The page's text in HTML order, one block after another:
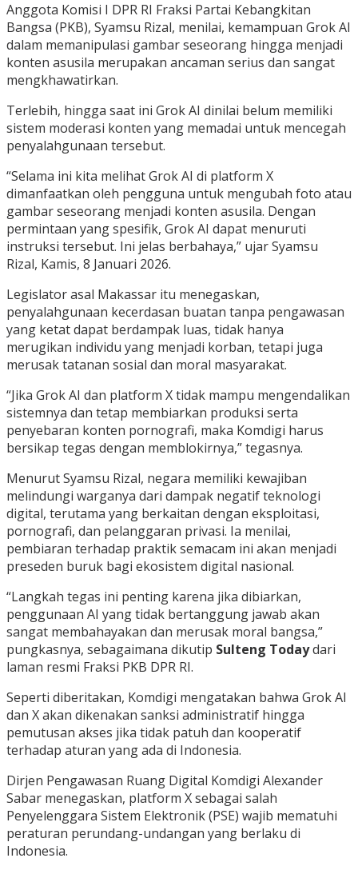
Anggota Komisi I DPR RI Fraksi Partai Kebangkitan
Bangsa (PKB), Syamsu Rizal, menilai, kemampuan Grok AI
dalam memanipulasi gambar seseorang hingga menjadi
konten asusila merupakan ancaman serius dan sangat
mengkhawatirkan.
Terlebih, hingga saat ini Grok AI dinilai belum memiliki
sistem moderasi konten yang memadai untuk mencegah
penyalahgunaan tersebut.
“Selama ini kita melihat Grok AI di platform X
dimanfaatkan oleh pengguna untuk mengubah foto atau
gambar seseorang menjadi konten asusila. Dengan
permintaan yang spesifik, Grok AI dapat menuruti
instruksi tersebut. Ini jelas berbahaya,” ujar Syamsu
Rizal, Kamis, 8 Januari 2026.
Legislator asal Makassar itu menegaskan,
penyalahgunaan kecerdasan buatan tanpa pengawasan
yang ketat dapat berdampak luas, tidak hanya
merugikan individu yang menjadi korban, tetapi juga
merusak tatanan sosial dan moral masyarakat.
“Jika Grok AI dan platform X tidak mampu mengendalikan
sistemnya dan tetap membiarkan produksi serta
penyebaran konten pornografi, maka Komdigi harus
bersikap tegas dengan memblokirnya,” tegasnya.
Menurut Syamsu Rizal, negara memiliki kewajiban
melindungi warganya dari dampak negatif teknologi
digital, terutama yang berkaitan dengan eksploitasi,
pornografi, dan pelanggaran privasi. Ia menilai,
pembiaran terhadap praktik semacam ini akan menjadi
preseden buruk bagi ekosistem digital nasional.
“Langkah tegas ini penting karena jika dibiarkan,
penggunaan AI yang tidak bertanggung jawab akan
sangat membahayakan dan merusak moral bangsa,”
pungkasnya, sebagaimana dikutip Sulteng Todaydari
laman resmi Fraksi PKB DPR RI.
Seperti diberitakan, Komdigi mengatakan bahwa Grok AI
dan X akan dikenakan sanksi administratif hingga
pemutusan akses jika tidak patuh dan kooperatif
terhadap aturan yang ada di Indonesia.
Dirjen Pengawasan Ruang Digital Komdigi Alexander
Sabar menegaskan, platform X sebagai salah
Penyelenggara Sistem Elektronik (PSE) wajib mematuhi
peraturan perundang-undangan yang berlaku di
Indonesia.